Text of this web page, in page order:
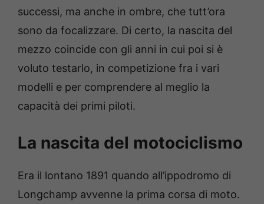
successi, ma anche in ombre, che tutt’ora
sono da focalizzare. Di certo, la nascita del
mezzo coincide con gli anni in cui poi si è
voluto testarlo, in competizione fra i vari
modelli e per comprendere al meglio la
capacità dei primi piloti.
La nascita del motociclismo
Era il lontano 1891 quando all’ippodromo di
Longchamp avvenne la prima corsa di moto.